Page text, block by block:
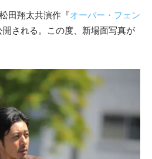
田翔太共演作『オーバー・フェン
開される。この度、新場面写真が